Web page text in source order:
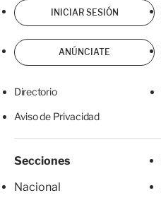
INICIAR SESIÓN
ANÚNCIATE
Directorio
Aviso de Privacidad
Secciones
Nacional